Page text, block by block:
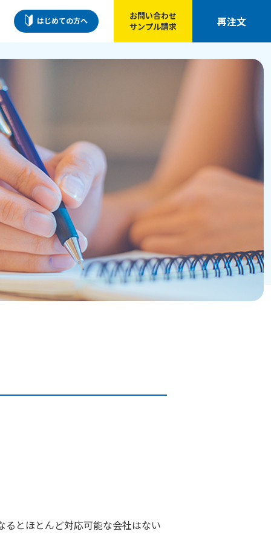
はじめての方へ
お問い合わせ
サンプル請求
再注文
とほとんど対応可能な会社はない